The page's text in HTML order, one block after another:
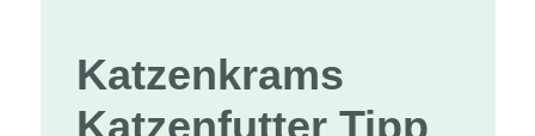
Katzenkrams
Katzenfutter Tipp